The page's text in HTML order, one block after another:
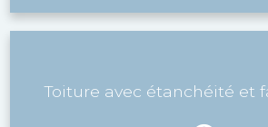
Toiture avec étanchéité et